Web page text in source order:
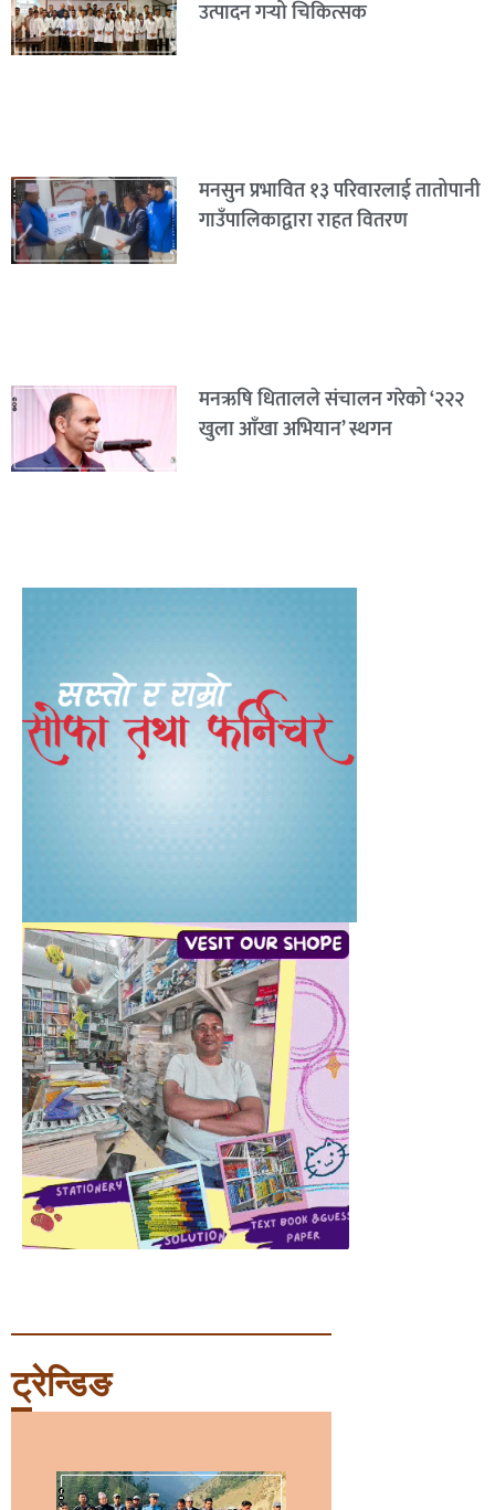
उत्पादन गर्‍यो चिकित्सक
मनसुन प्रभावित १३ परिवारलाई तातोपानी
गाउँपालिकाद्वारा राहत वितरण
मनऋषि धितालले संचालन गरेको ‘२२२
खुला आँखा अभियान’ स्थगन
ट्रेन्डिङ